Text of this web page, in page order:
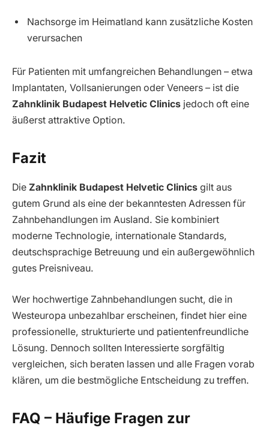
Nachsorge im Heimatland kann zusätzliche Kosten
verursachen
Für Patienten mit umfangreichen Behandlungen – etwa
Implantaten, Vollsanierungen oder Veneers – ist die
Zahnklinik Budapest Helvetic Clinics jedoch oft eine
äußerst attraktive Option.
Fazit
Die Zahnklinik Budapest Helvetic Clinics gilt aus
gutem Grund als eine der bekanntesten Adressen für
Zahnbehandlungen im Ausland. Sie kombiniert
moderne Technologie, internationale Standards,
deutschsprachige Betreuung und ein außergewöhnlich
gutes Preisniveau.
Wer hochwertige Zahnbehandlungen sucht, die in
Westeuropa unbezahlbar erscheinen, findet hier eine
professionelle, strukturierte und patientenfreundliche
Lösung. Dennoch sollten Interessierte sorgfältig
vergleichen, sich beraten lassen und alle Fragen vorab
klären, um die bestmögliche Entscheidung zu treffen.
FAQ – Häufige Fragen zur